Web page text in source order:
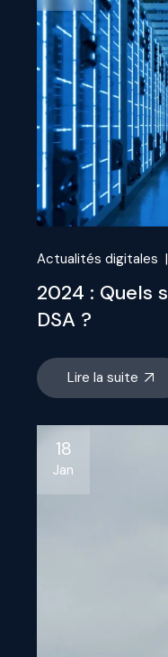
Actualités digitales
2024 : Quels
DSA ?
Lire la suite
18
Jan